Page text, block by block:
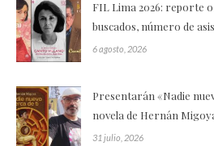
FIL Lima 2026: reporte
buscados, número de
6 agosto, 2026
Presentarán «Nadie
novela de Hernán
31 julio, 2026